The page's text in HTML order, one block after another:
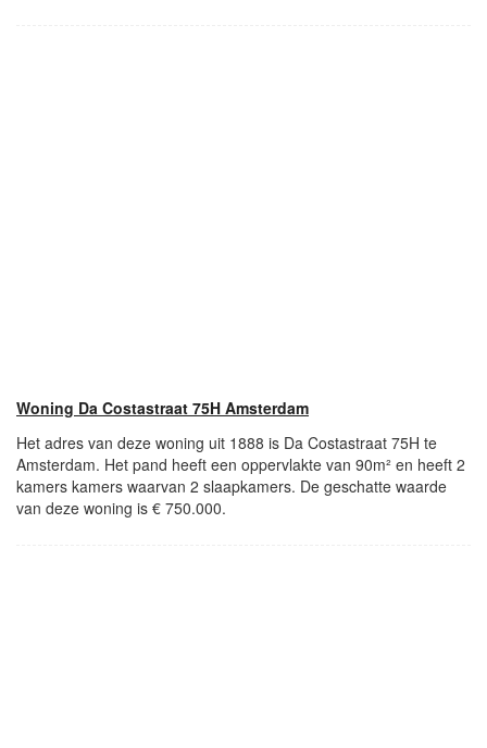
Woning Da Costastraat 75H Amsterdam
Het adres van deze woning uit 1888 is Da Costastraat 75H te
Amsterdam. Het pand heeft een oppervlakte van 90m² en heeft 2
kamers kamers waarvan 2 slaapkamers. De geschatte waarde
van deze woning is € 750.000.